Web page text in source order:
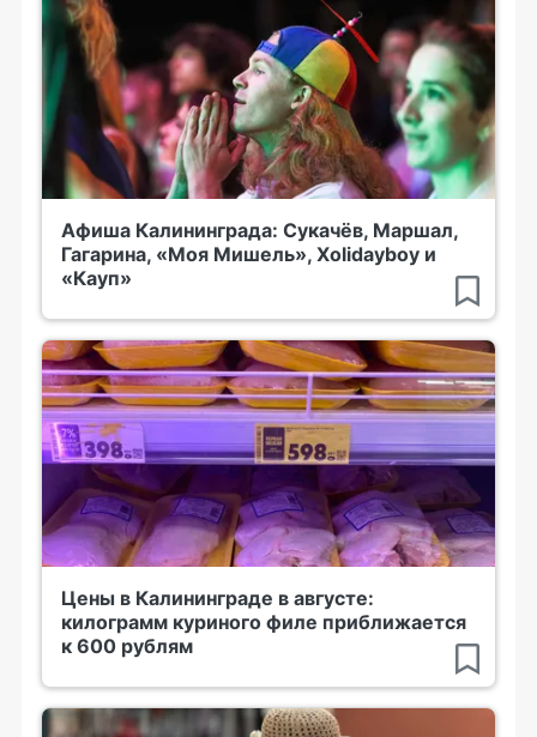
Афиша Калининграда: Сукачёв, Маршал,
Гагарина, «Моя Мишель», Xolidayboy и
«Кауп»
Цены в Калининграде в августе:
килограмм куриного филе приближается
к 600 рублям